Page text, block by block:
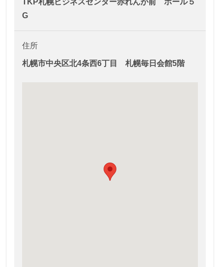
TKP札幌ビジネスセンター赤れんが前 ホール５
G
住所
札幌市中央区北4条西6丁目 札幌毎日会館5階